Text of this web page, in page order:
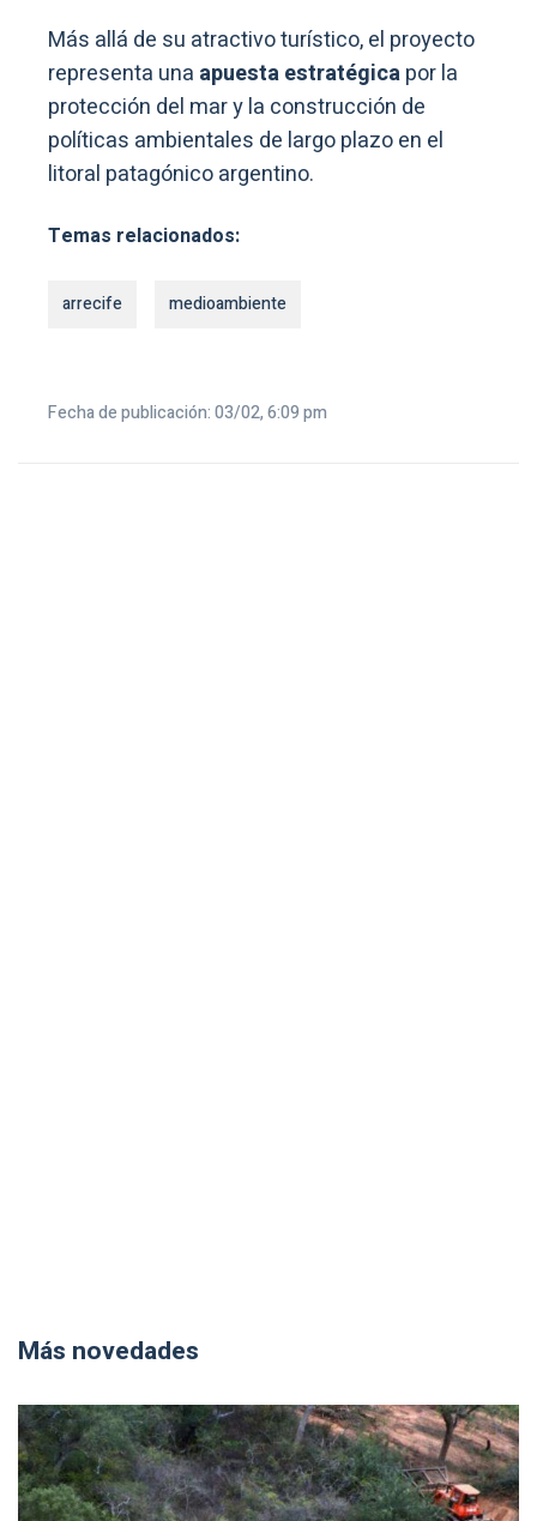
Más allá de su atractivo turístico, el proyecto
representa una apuesta estratégicapor la
protección del mar y la construcción de
políticas ambientales de largo plazo en el
litoral patagónico argentino.
Temas relacionados:
arrecife medioambiente
Fecha de publicación: 03/02, 6:09 pm
Más novedades